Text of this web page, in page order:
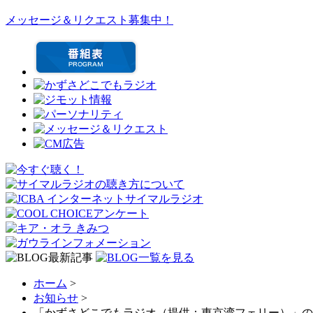
メッセージ＆リクエスト募集中！
ホーム >
お知らせ >